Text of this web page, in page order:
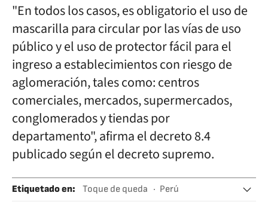
"En todos los casos, es obligatorio el uso de
mascarilla para circular por las vías de uso
público y el uso de protector fácil para el
ingreso a establecimientos con riesgo de
aglomeración, tales como: centros
comerciales, mercados, supermercados,
conglomerados y tiendas por
departamento", afirma el decreto 8.4
publicado según el decreto supremo.
Etiquetado en: Toque de queda
Perú